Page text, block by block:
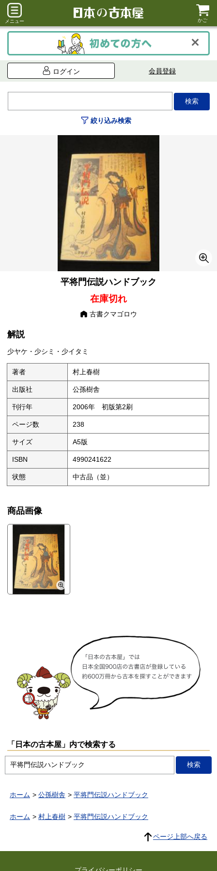
メニュー かご
ログイン 会員登録
絞り込み検索
平将門伝説ハンドブック
在庫切れ
古書クマゴロウ
解説
少ヤケ・少シミ・少イタミ
著者 村上春樹
出版社 公孫樹舎
刊行年 2006年 初版第2刷
ページ数 238
サイズ A5版
ISBN 4990241622
状態 中古品（並）
商品画像
「日本の古本屋」内で検索する
ホーム 公孫樹舎 平将門伝説ハンドブック
ホーム 村上春樹 平将門伝説ハンドブック
ページ上部へ戻る